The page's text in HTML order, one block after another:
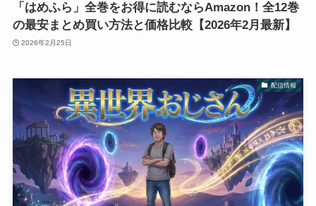
「はめふら」全巻をお得に読むならAmazon！全12巻
の最安まとめ買い方法と価格比較【2026年2月最新】
2026年2月25日
配信情報